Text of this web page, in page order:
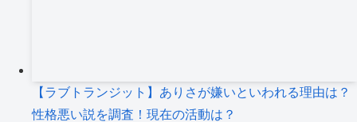
【ラブトランジット】ありさが嫌いといわれる理由は？
性格悪い説を調査！現在の活動は？